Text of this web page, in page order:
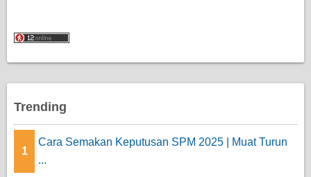
Trending
1
Cara Semakan Keputusan SPM 2025 | Muat Turun
...